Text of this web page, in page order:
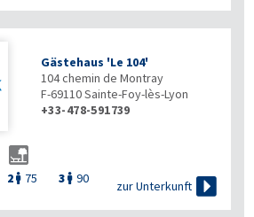
Gästehaus 'Le 104'
104 chemin de Montray
F-69110Sainte-Foy-lès-Lyon
+33-478-591739
2  75 3  90
zur Unterkunft 